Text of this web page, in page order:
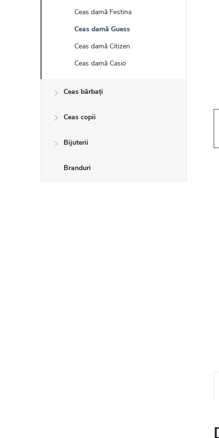
a
a
Ceas damă Festina
Ceas damă Guess
Ceas damă Citizen
Ceas damă Casio
Ceas bărbați
Ceas copii
Bijuterii
Branduri